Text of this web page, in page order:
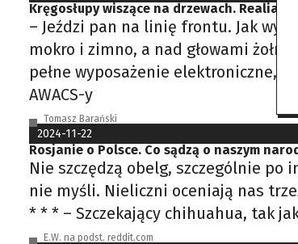
Kręgosłupy wiszące na drzewach. Realia
– Jeździ pan na linię frontu. Jak
mokro i zimno, a nad głowami
pełne wyposażenie elektroniczne,
AWACS-y
Tomasz Barański
2024-11-22
Rosjanie o Polsce. Co sądzą o naszym
Nie szczędzą obelg, szczególnie po
nie myśli. Nieliczni oceniają nas
* * * – Szczekający chihuahua, tak
E.W. na podst. reddit.com